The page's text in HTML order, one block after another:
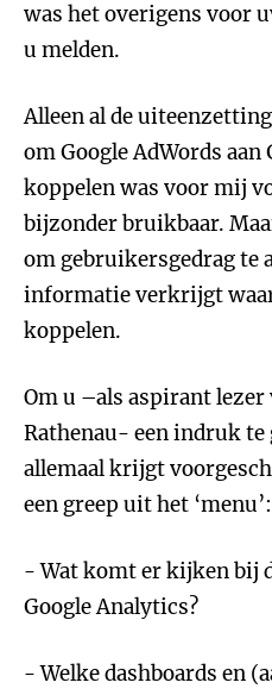
was het overigens voor
u melden.
Alleen al de
om Google AdWords
koppelen was voor mij
bijzonder bruikbaar.
om gebruikersgedrag te
informatie verkrijgt
koppelen.
Om u –als aspirant lezer
Rathenau- een indruk te
allemaal krijgt
een greep uit het ‘menu’:
- Wat komt er kijken bij
Google Analytics?
- Welke dashboards en